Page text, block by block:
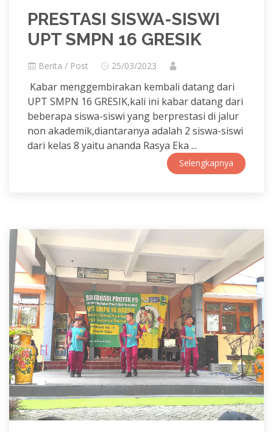
PRESTASI SISWA-SISWI
UPT SMPN 16 GRESIK
Berita / Post 25/03/2023
Kabar menggembirakan kembali datang dari
UPT SMPN 16 GRESIK,kali ini kabar datang dari
beberapa siswa-siswi yang berprestasi di jalur
non akademik,diantaranya adalah 2 siswa-siswi
dari kelas 8 yaitu ananda Rasya Eka ...
Selengkapnya